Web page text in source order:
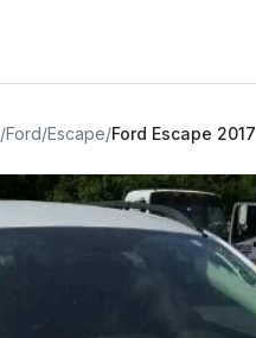
/Ford/Escape/Ford Escape 2017